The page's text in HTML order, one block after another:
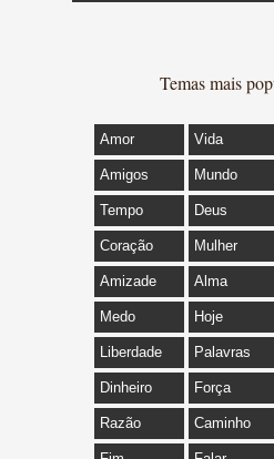
Temas mais
Amor Vida
Amigos Mundo
Tempo Deus
Coração Mulher
Amizade Alma
Medo Hoje
Liberdade Palavras
Dinheiro Força
Razão Caminho